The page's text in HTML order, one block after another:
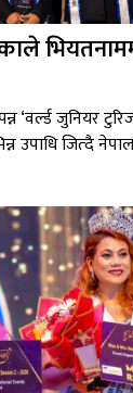
‘वर्ल्ड जुनियर
उपाधि जित्दै